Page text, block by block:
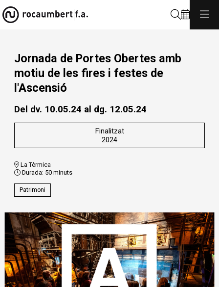
Jornada de Portes Obertes amb
motiu de les fires i festes de
l'Ascensió
Del dv. 10.05.24 al dg. 12.05.24
Finalitzat
2024
La Tèrmica
Durada: 50 minuts
Patrimoni